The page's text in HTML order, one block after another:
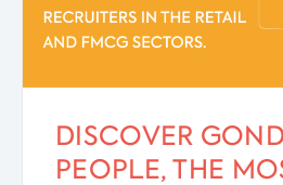
DISCOVER
PEOPLE, THE